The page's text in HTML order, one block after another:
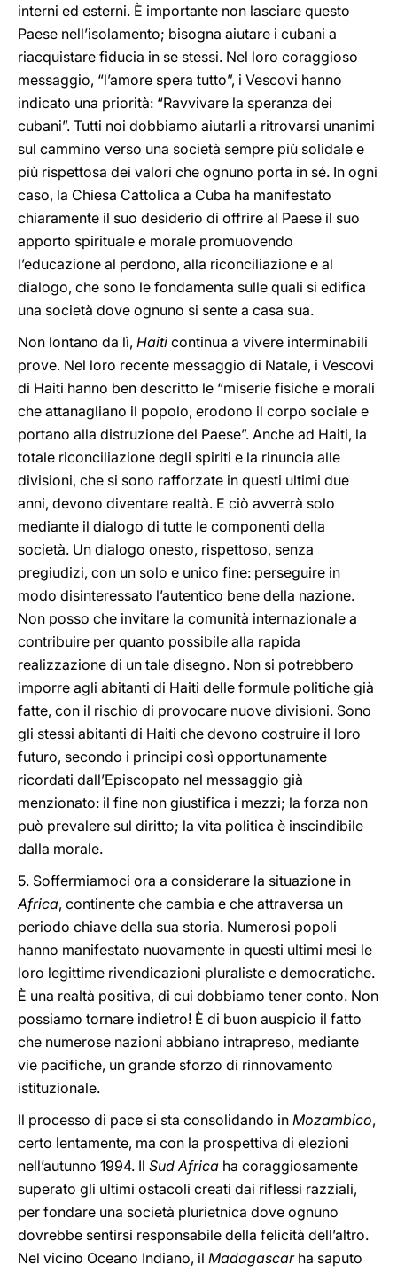
interni ed esterni. È importante non lasciare questo
Paese nell’isolamento; bisogna aiutare i cubani a
riacquistare fiducia in se stessi. Nel loro coraggioso
messaggio, “l’amore spera tutto”, i Vescovi hanno
indicato una priorità: “Ravvivare la speranza dei
cubani”. Tutti noi dobbiamo aiutarli a ritrovarsi unanimi
sul cammino verso una società sempre più solidale e
più rispettosa dei valori che ognuno porta in sé. In ogni
caso, la Chiesa Cattolica a Cuba ha manifestato
chiaramente il suo desiderio di offrire al Paese il suo
apporto spirituale e morale promuovendo
l’educazione al perdono, alla riconciliazione e al
dialogo, che sono le fondamenta sulle quali si edifica
una società dove ognuno si sente a casa sua.
Non lontano da lì, Haiti continua a vivere interminabili
prove. Nel loro recente messaggio di Natale, i Vescovi
di Haiti hanno ben descritto le “miserie fisiche e morali
che attanagliano il popolo, erodono il corpo sociale e
portano alla distruzione del Paese”. Anche ad Haiti, la
totale riconciliazione degli spiriti e la rinuncia alle
divisioni, che si sono rafforzate in questi ultimi due
anni, devono diventare realtà. E ciò avverrà solo
mediante il dialogo di tutte le componenti della
società. Un dialogo onesto, rispettoso, senza
pregiudizi, con un solo e unico fine: perseguire in
modo disinteressato l’autentico bene della nazione.
Non posso che invitare la comunità internazionale a
contribuire per quanto possibile alla rapida
realizzazione di un tale disegno. Non si potrebbero
imporre agli abitanti di Haiti delle formule politiche già
fatte, con il rischio di provocare nuove divisioni. Sono
gli stessi abitanti di Haiti che devono costruire il loro
futuro, secondo i principi così opportunamente
ricordati dall’Episcopato nel messaggio già
menzionato: il fine non giustifica i mezzi; la forza non
può prevalere sul diritto; la vita politica è inscindibile
dalla morale.
5. Soffermiamoci ora a considerare la situazione in
Africa, continente che cambia e che attraversa un
periodo chiave della sua storia. Numerosi popoli
hanno manifestato nuovamente in questi ultimi mesi le
loro legittime rivendicazioni pluraliste e democratiche.
È una realtà positiva, di cui dobbiamo tener conto. Non
possiamo tornare indietro! È di buon auspicio il fatto
che numerose nazioni abbiano intrapreso, mediante
vie pacifiche, un grande sforzo di rinnovamento
istituzionale.
Il processo di pace si sta consolidando in Mozambico,
certo lentamente, ma con la prospettiva di elezioni
nell’autunno 1994. Il Sud Africa ha coraggiosamente
superato gli ultimi ostacoli creati dai riflessi razziali,
per fondare una società plurietnica dove ognuno
dovrebbe sentirsi responsabile della felicità dell’altro.
Nel vicino Oceano Indiano, il Madagascarha saputo